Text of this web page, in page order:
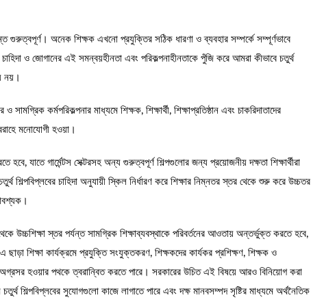
গুরুত্বপূর্ণ। অনেক শিক্ষক এখনো প্রযুক্তির সঠিক ধারণা ও ব্যবহার সম্পর্কে সম্পূর্ণভাবে
চাহিদা ও জোগানের এই সমন্বয়হীনতা এবং পরিকল্পনাহীনতাকে পুঁজি করে আমরা কীভাবে চতুর্থ
নয়।
কর্মপরিকল্পনার মাধ্যমে শিক্ষক, শিক্ষার্থী, শিক্ষাপ্রতিষ্ঠান এবং চাকরিদাতাদের
মনোযোগী হওয়া।
হবে, যাতে গার্মেন্টস সেক্টরসহ অন্য গুরুত্বপূর্ণ শিল্পগুলোর জন্য প্রয়োজনীয় দক্ষতা শিক্ষার্থীরা
শিল্পবিপ্লবের চাহিদা অনুযায়ী স্কিল নির্ধারণ করে শিক্ষার নিম্নতর স্তর থেকে শুরু করে উচ্চতর
উচ্চশিক্ষা স্তর পর্যন্ত সামগ্রিক শিক্ষাব্যবস্থাকে পরিবর্তনের আওতায় অন্তর্ভুক্ত করতে হবে,
শিক্ষা কার্যক্রমে প্রযুক্তি সংযুক্তকরণ, শিক্ষকদের কার্যকর প্রশিক্ষণ, শিক্ষক ও
অগ্রসর হওয়ার পথকে ত্বরান্বিত করতে পারে। সরকারের উচিত এই বিষয়ে আরও বিনিয়োগ করা
শিল্পবিপ্লবের সুযোগগুলো কাজে লাগাতে পারে এবং দক্ষ মানবসম্পদ সৃষ্টির মাধ্যমে অর্থনৈতিক